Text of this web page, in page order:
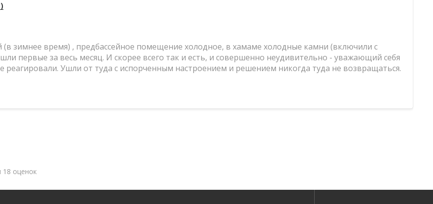
(в зимнее время) , предбассейное помещение холодное, в хамаме холодные камни (включили с
первые за весь месяц. И скорее всего так и есть, и совершенно неудивительно - уважающий себя
реагировали. Ушли от туда с испорченным настроением и решением никогда туда не возвращаться.
18 оценок